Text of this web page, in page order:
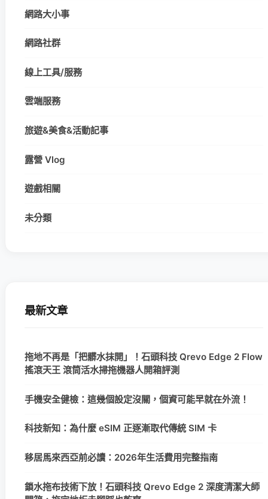
網路大小事
網路社群
線上工具/服務
雲端服務
旅遊&美食&活動記事
露營 Vlog
遊戲相關
未分類
最新文章
拖地不再是「把髒水抹開」！石頭科技 Qrevo Edge 2 Flow
搖滾天王 滾筒活水掃拖機器人開箱評測
手機安全健檢：這幾個設定沒關，個資可能早就在外流！
科技新知：為什麼 eSIM 正逐漸取代傳統 SIM 卡
移居馬來西亞前必讀：2026年生活費用完整指南
鎖水拖布技術下放！石頭科技 Qrevo Edge 2 深度清潔大師